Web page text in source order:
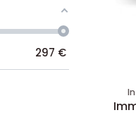
297 €